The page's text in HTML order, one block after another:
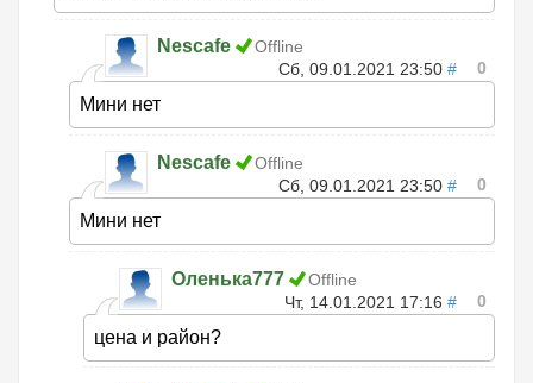
Nescafe
Offline
Сб, 09.01.2021 23:50 # 0
Мини нет
Nescafe
Offline
Сб, 09.01.2021 23:50 # 0
Мини нет
Оленька777
Offline
Чт, 14.01.2021 17:16 # 0
цена и район?